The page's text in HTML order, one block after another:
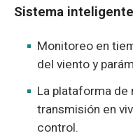
Sistema
Monitoreo en
del viento y
La plataforma
transmisión en
control.